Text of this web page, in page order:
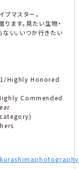
マスター。
ます。見たい生物・
い。いつか行きたい
Highly Honored
Commended